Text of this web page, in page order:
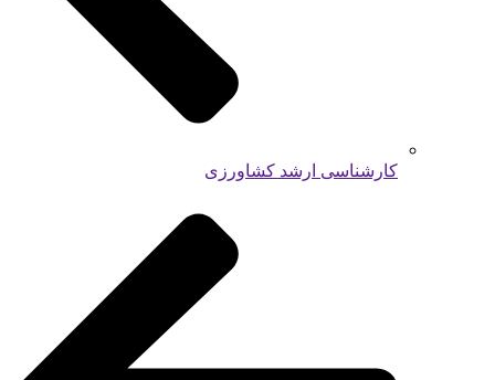
کارشناسی ارشد کشاورزی